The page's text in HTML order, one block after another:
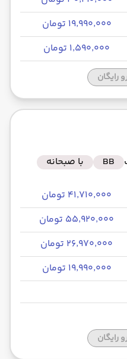
۱۹٬۹۹۰٬۰۰۰ تومان
۱٬۵۹۰٬۰۰۰ تومان
رایگان
BB با صبحانه
۴۱٬۷۱۰٬۰۰۰ تومان
۵۵٬۹۲۰٬۰۰۰ تومان
۲۶٬۹۷۰٬۰۰۰ تومان
۱۹٬۹۹۰٬۰۰۰ تومان
رایگان